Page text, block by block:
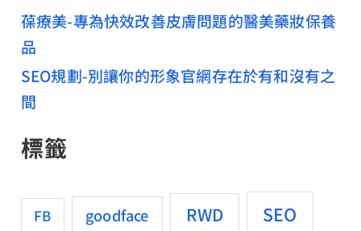
葆療美-專為快效改善皮膚問題的醫美藥妝保養
品
SEO規劃-別讓你的形象官網存在於有和沒有之
間
標籤
FB goodface RWD SEO